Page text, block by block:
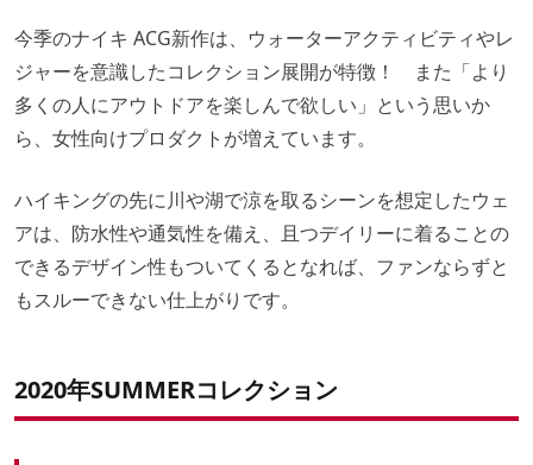
今季のナイキ ACG新作は、ウォーターアクティビティやレ
ジャーを意識したコレクション展開が特徴！ また「より
多くの人にアウトドアを楽しんで欲しい」という思いか
ら、女性向けプロダクトが増えています。
ハイキングの先に川や湖で涼を取るシーンを想定したウェ
アは、防水性や通気性を備え、且つデイリーに着ることの
できるデザイン性もついてくるとなれば、ファンならずと
もスルーできない仕上がりです。
2020年SUMMERコレクション